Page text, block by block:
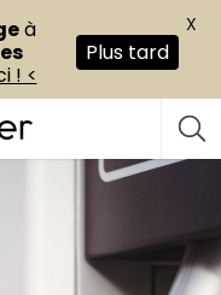
à
! <
Plus tard
X